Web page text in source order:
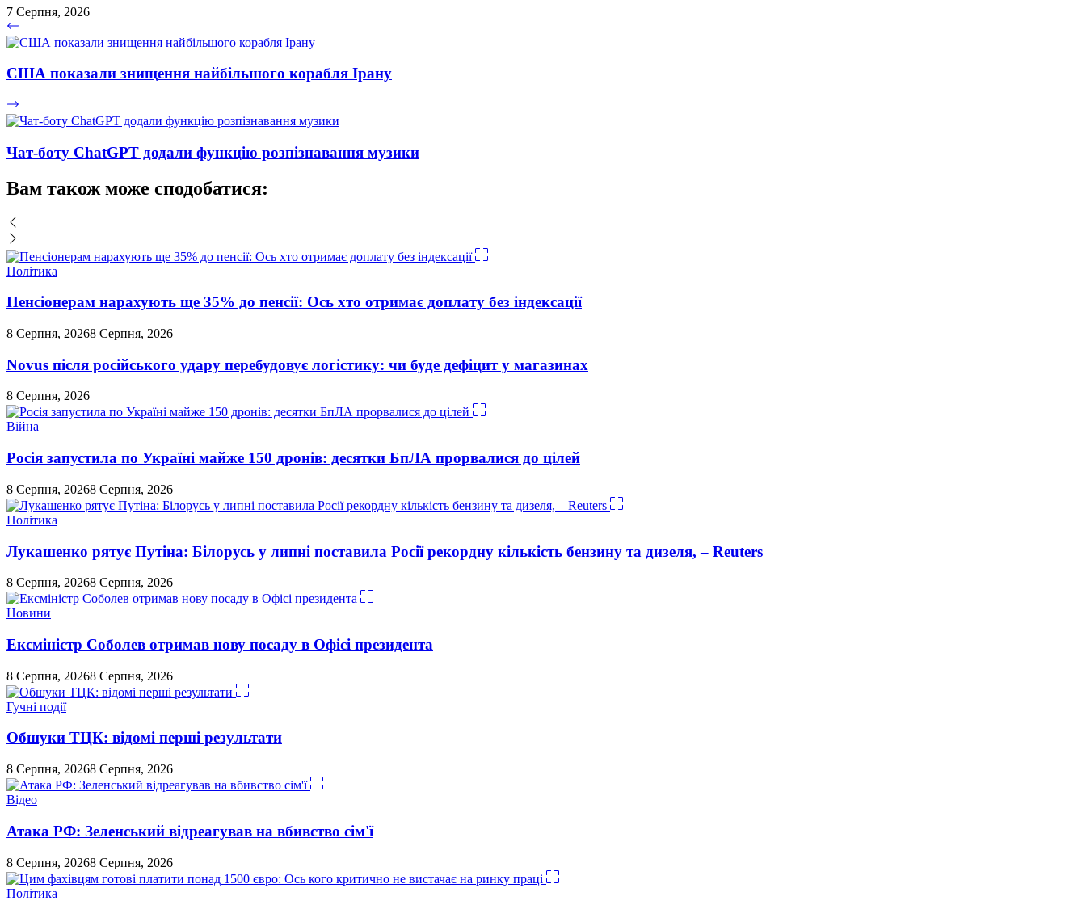
7 Серпня, 2026
США показали знищення найбільшого корабля Ірану
Чат-боту ChatGPT додали функцію розпізнавання музики
Вам також може сподобатися:
Політика
Пенсіонерам нарахують ще 35% до пенсії: Ось хто отримає доплату без індексації
8 Серпня, 20268 Серпня, 2026
Novus після російського удару перебудовує логістику: чи буде дефіцит у магазинах
8 Серпня, 2026
Війна
Росія запустила по Україні майже 150 дронів: десятки БпЛА прорвалися до цілей
8 Серпня, 20268 Серпня, 2026
Політика
Лукашенко рятує Путіна: Білорусь у липні поставила Росії рекордну кількість бензину та дизеля, – Reuters
8 Серпня, 20268 Серпня, 2026
Новини
Ексміністр Соболев отримав нову посаду в Офісі президента
8 Серпня, 20268 Серпня, 2026
Гучні події
Обшуки ТЦК: відомі перші результати
8 Серпня, 20268 Серпня, 2026
Відео
Атака РФ: Зеленський відреагував на вбивство сім'ї
8 Серпня, 20268 Серпня, 2026
Політика